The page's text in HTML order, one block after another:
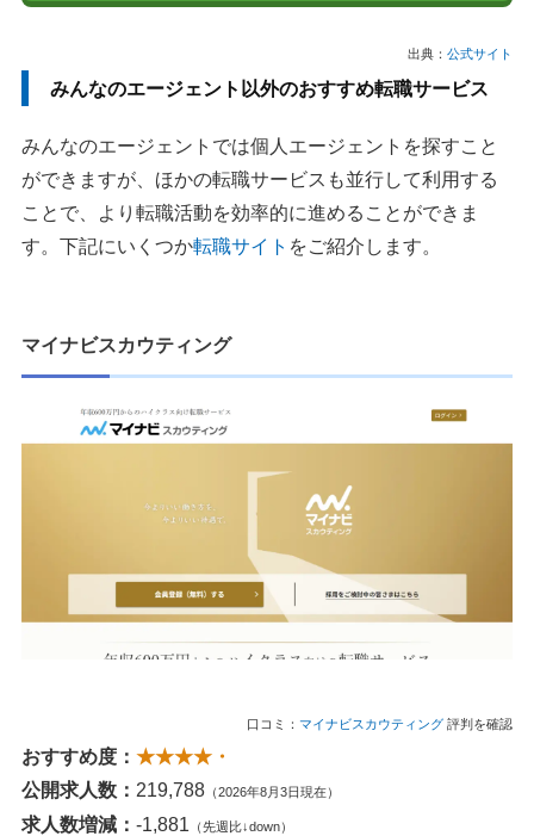
出典： 公式サイト
みんなのエージェント以外のおすすめ転職サービス
みんなのエージェントでは個人エージェントを探すこと
ができますが、ほかの転職サービスも並行して利用する
ことで、より転職活動を効率的に進めることができま
す。下記にいくつか転職サイト をご紹介します。
マイナビスカウティング
口コミ： マイナビスカウティング 評判を確認
おすすめ度： ★★★★・
公開求人数： 219,788 （2026年8月3日現在）
求人数増減： -1,881 （先週比↓down）